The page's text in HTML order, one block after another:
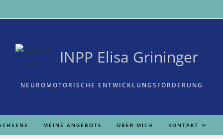
INPP Elisa Grininger
NEUROMOTORISCHE ENTWICKLUNGSFÖRDERUNG
MEINE ANGEBOTE ÜBER MICH KONTAKT